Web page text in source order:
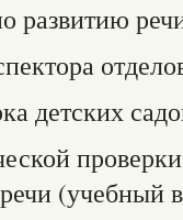
развитию
детских
(учебный